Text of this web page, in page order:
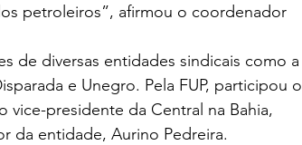
petroleiros”, afirmou o coordenador
de diversas entidades sindicais como a
e Unegro. Pela FUP, participou o
vice-presidente da Central na Bahia,
da entidade, Aurino Pedreira.